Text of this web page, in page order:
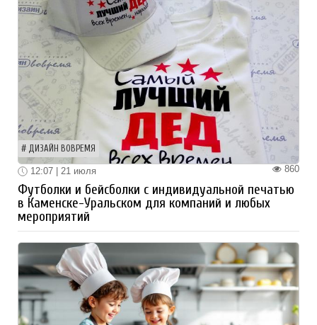
ДИЗАЙН ВОВРЕМЯ
860
12:07 | 21 июля
Футболки и бейсболки с индивидуальной печатью
в Каменске-Уральском для компаний и любых
мероприятий